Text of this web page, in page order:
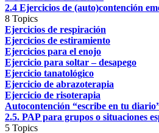
2.4 Ejercicios de (auto)contención
8 Topics
Ejercicios de respiración
Ejercicios de estiramiento
Ejercicios para el enojo
Ejercicio para soltar – desapego
Ejercicio tanatológico
Ejercicio de abrazoterapia
Ejercicio de risoterapia
Autocontención “escribe en tu
2.5. PAP para grupos o situaciones
5 Topics